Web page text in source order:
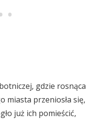
gdzie rosnąca
miasta przeniosła się,
już ich pomieścić,